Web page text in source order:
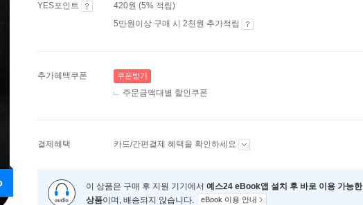
YES포인트
420원 (5% 적립)
5만원이상 구매 시 2천원 추가적립
추가혜택쿠폰 쿠폰받기
주문금액대별 할인쿠폰
결제혜택 카드/간편결제 혜택을 확인하세요
이 상품은 구매 후 지원 기기에서 예스24 eBook앱 설치 후 바로 이용 가능한
상품이며, 배송되지 않습니다. eBook 이용 안내